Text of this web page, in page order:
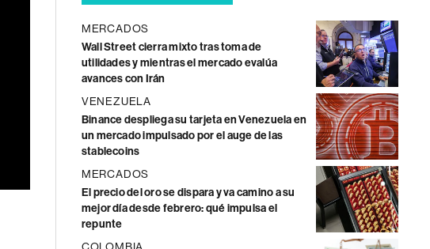
MERCADOS
Wall Street cierra mixto tras toma de
utilidades y mientras el mercado evalúa
avances con Irán
VENEZUELA
Binance despliega su tarjeta en Venezuela en
un mercado impulsado por el auge de las
stablecoins
MERCADOS
El precio del oro se dispara y va camino a su
mejor día desde febrero: qué impulsa el
repunte